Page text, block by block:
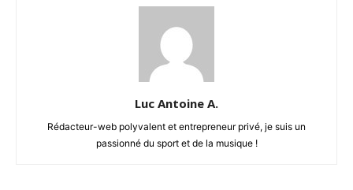
Luc Antoine A.
Rédacteur-web polyvalent et entrepreneur privé, je suis un
passionné du sport et de la musique !